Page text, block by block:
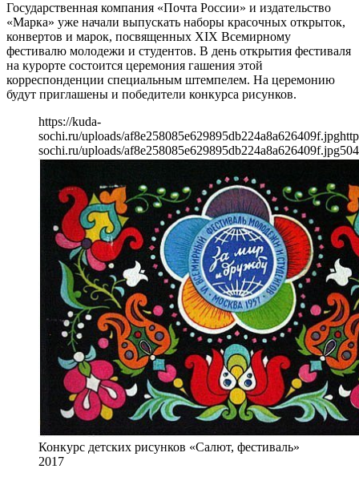
Государственная компания «Почта России» и издательство
«Марка» уже начали выпускать наборы красочных открыток,
конвертов и марок, посвященных XIX Всемирному
фестивалю молодежи и студентов. В день открытия фестиваля
на курорте состоится церемония гашения этой
корреспонденции специальным штемпелем. На церемонию
будут приглашены и победители конкурса рисунков.
https://kuda-
sochi.ru/uploads/af8e258085e629895db224a8a626409f.jpg
sochi.ru/uploads/af8e258085e629895db224a8a626409f.jpg504
Конкурс детских рисунков «Салют, фестиваль»
2017